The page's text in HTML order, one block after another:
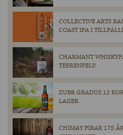
COLLECTIVE ARTS
COAST IPA I
CHARMANT
TEERENPELI!
ZUBR GRADUS 12
LAGER.
CHIMAY FIRAR 175